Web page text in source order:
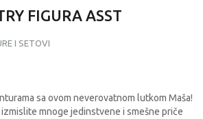
FIGURA ASST
I SETOVI
sa ovom neverovatnom lutkom Maša!
mnoge jedinstvene i smešne priče